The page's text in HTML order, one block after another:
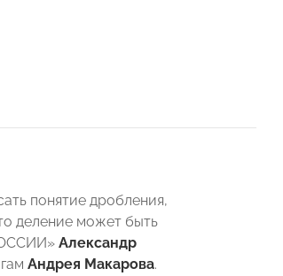
понятие дробления,
деление может быть
Александр
Андрея Макарова.